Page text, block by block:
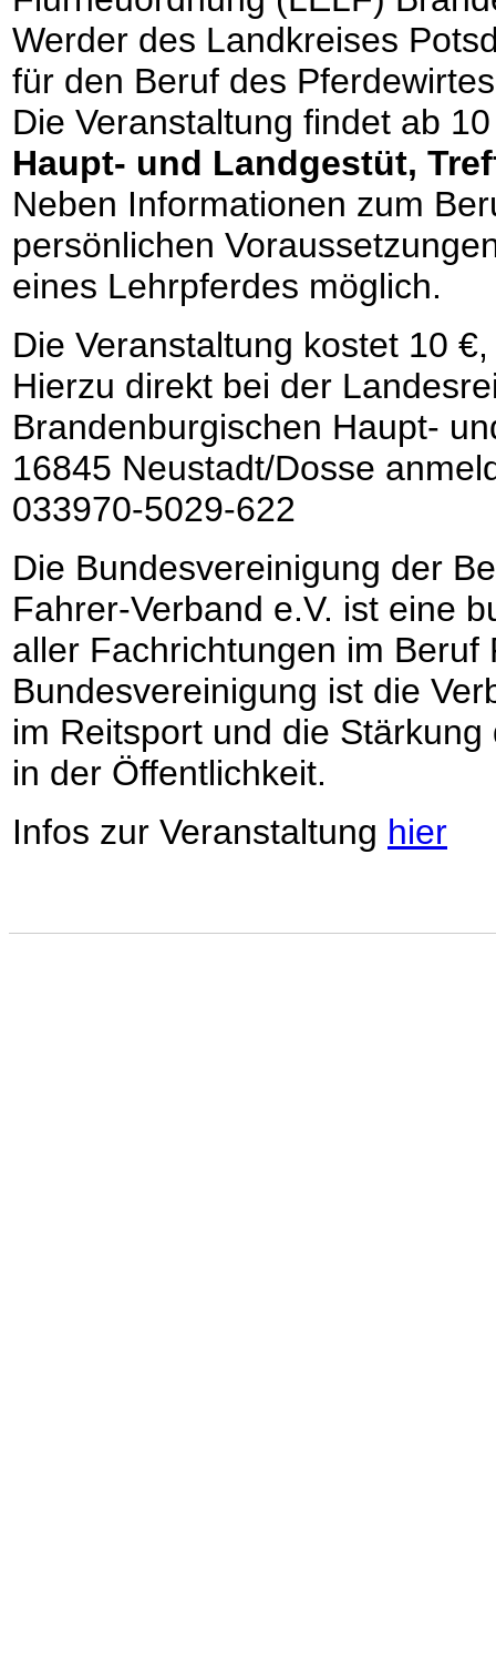
Werder des Landkreises
für den Beruf des
Die Veranstaltung findet ab
Haupt- und Landgestüt,
Neben Informationen zum
persönlichen
eines Lehrpferdes möglich.
Die Veranstaltung kostet 10
Hierzu direkt bei der
Brandenburgischen Haupt-
16845 Neustadt/Dosse
033970-5029-622
Die Bundesvereinigung der
Fahrer-Verband e.V. ist eine
aller Fachrichtungen im Beruf
Bundesvereinigung ist die
im Reitsport und die
in der Öffentlichkeit.
Infos zur Veranstaltung hier